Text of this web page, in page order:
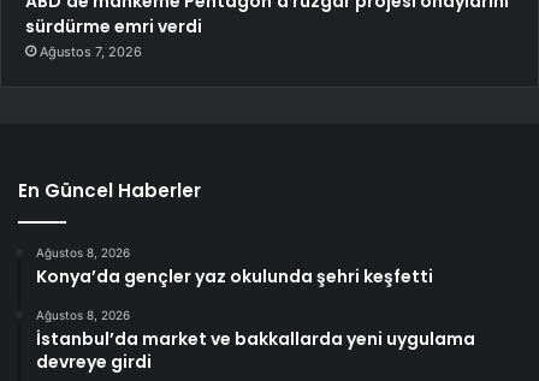
sürdürme emri verdi
Ağustos 7, 2026
En Güncel Haberler
Ağustos 8, 2026
Konya’da gençler yaz okulunda şehri keşfetti
Ağustos 8, 2026
İstanbul’da market ve bakkallarda yeni uygulama
devreye girdi